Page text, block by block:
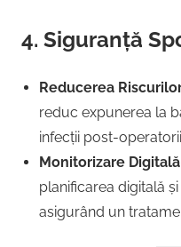
4. Siguranță
Reducerea
reduc expunerea la
infecții post-
Monitorizare
planificarea digitală
asigurând un